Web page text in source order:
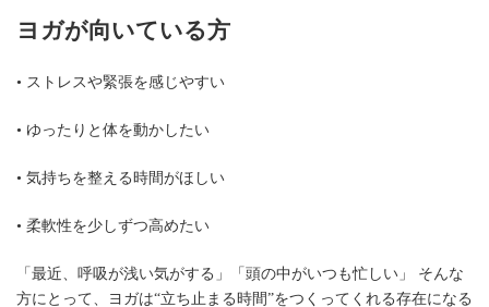
ヨガが向いている方
• ストレスや緊張を感じやすい
• ゆったりと体を動かしたい
• 気持ちを整える時間がほしい
• 柔軟性を少しずつ高めたい
「最近、呼吸が浅い気がする」「頭の中がいつも忙しい」 そんな
方にとって、ヨガは“立ち止まる時間”をつくってくれる存在になる